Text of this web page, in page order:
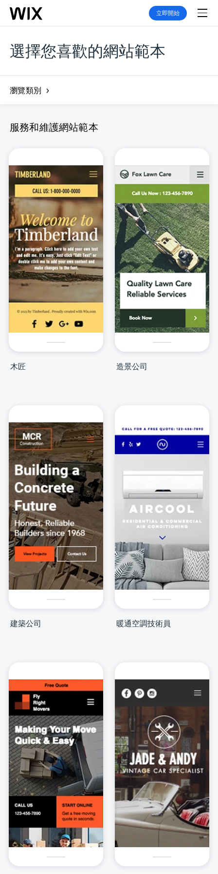
立即開始
選擇您喜歡的網站範本
瀏覽類別
服務和維護網站範本
木匠 造景公司
建築公司 暖通空調技術員